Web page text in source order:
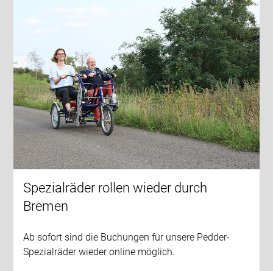
Spezialräder rollen wieder durch
Bremen
Ab sofort sind die Buchungen für unsere Pedder-
Spezialräder wieder online möglich.